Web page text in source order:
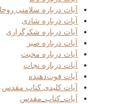
آیات درباره سلامتی
آیات درباره شادی
آیات درباره شکرگزاری
آیات درباره صبر
آیات درباره محبت
آیات درباره نجات
آیات قوت‌دهنده
آیات کلیدی کتاب مقدس
آیات_کتاب_مقدس